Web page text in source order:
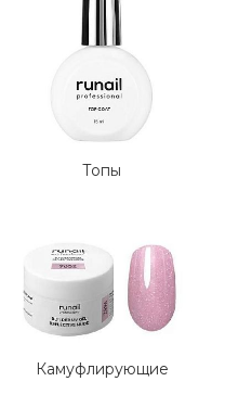
Топы
Камуфлирующие